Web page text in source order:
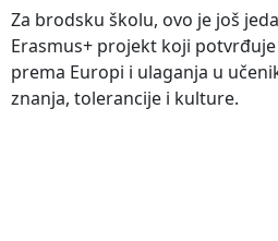
Za brodsku školu, ovo je još
Erasmus+ projekt koji
prema Europi i ulaganja u
znanja, tolerancije i kulture.